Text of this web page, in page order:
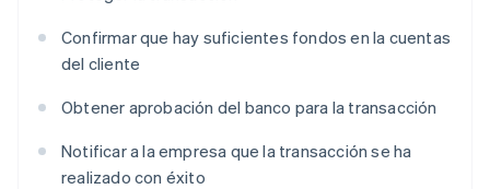
Confirmar que hay suficientes fondos en la cuentas
del cliente
Obtener aprobación del banco para la transacción
Notificar a la empresa que la transacción se ha
realizado con éxito